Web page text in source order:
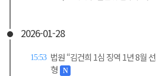
2026-01-28
15:53 법원 “김건희 1심 징역 1년 8월
형
N